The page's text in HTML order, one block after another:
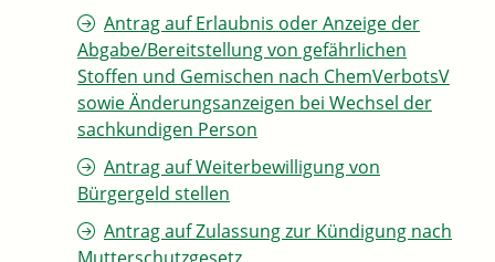
Antrag auf Erlaubnis oder Anzeige der
Abgabe/Bereitstellung von gefährlichen
Stoffen und Gemischen nach ChemVerbotsV
sowie Änderungsanzeigen bei Wechsel der
sachkundigen Person
Antrag auf Weiterbewilligung von
Bürgergeld stellen
Antrag auf Zulassung zur Kündigung nach